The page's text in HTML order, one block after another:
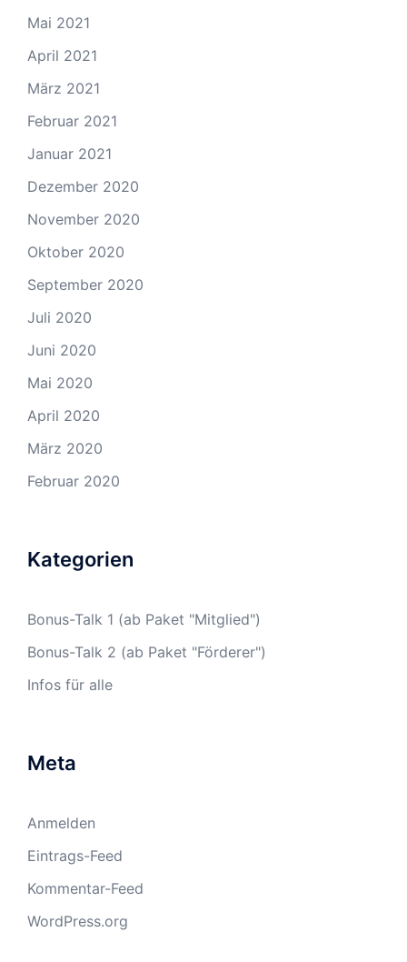
Mai 2021
April 2021
März 2021
Februar 2021
Januar 2021
Dezember 2020
November 2020
Oktober 2020
September 2020
Juli 2020
Juni 2020
Mai 2020
April 2020
März 2020
Februar 2020
Kategorien
Bonus-Talk 1 (ab Paket "Mitglied")
Bonus-Talk 2 (ab Paket "Förderer")
Infos für alle
Meta
Anmelden
Eintrags-Feed
Kommentar-Feed
WordPress.org